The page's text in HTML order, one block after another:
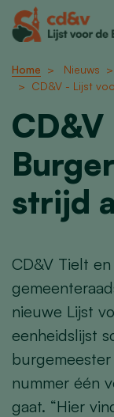
Home Nieuws
CD&V - Lijst
strijd
CD&V Tielt
nieuwe Lijst
eenheidslijst
nummer één
gaat. “Hier